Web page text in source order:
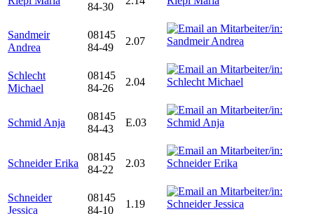
84-30
Sandmeir
Andrea
08145
84-49
2.07
Schlecht
Michael
08145
84-26
2.04
Schmid Anja
08145
84-43
E.03
Schneider Erika
08145
84-22
2.03
Schneider
Jessica
08145
84-10
1.19